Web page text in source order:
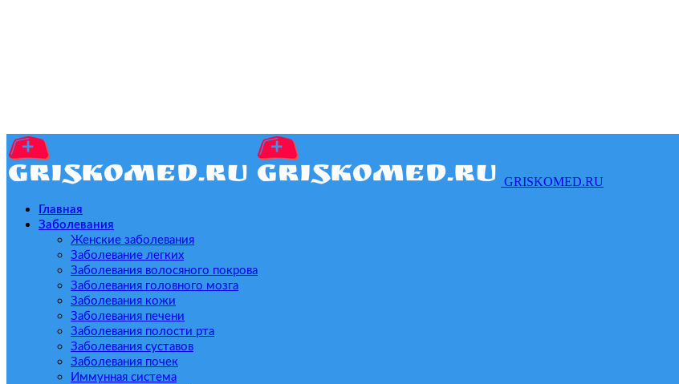
GRISKOMED.RU
Главная
Заболевания
Женские заболевания
Заболевание легких
Заболевания волосяного покрова
Заболевания головного мозга
Заболевания кожи
Заболевания печени
Заболевания полости рта
Заболевания суставов
Заболевания почек
Иммунная система